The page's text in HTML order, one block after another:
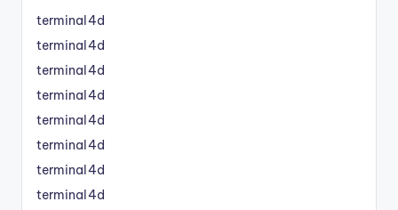
terminal4d
terminal4d
terminal4d
terminal4d
terminal4d
terminal4d
terminal4d
terminal4d